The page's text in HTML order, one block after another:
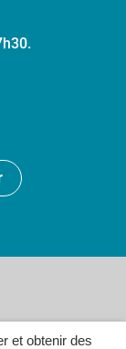
et obtenir des